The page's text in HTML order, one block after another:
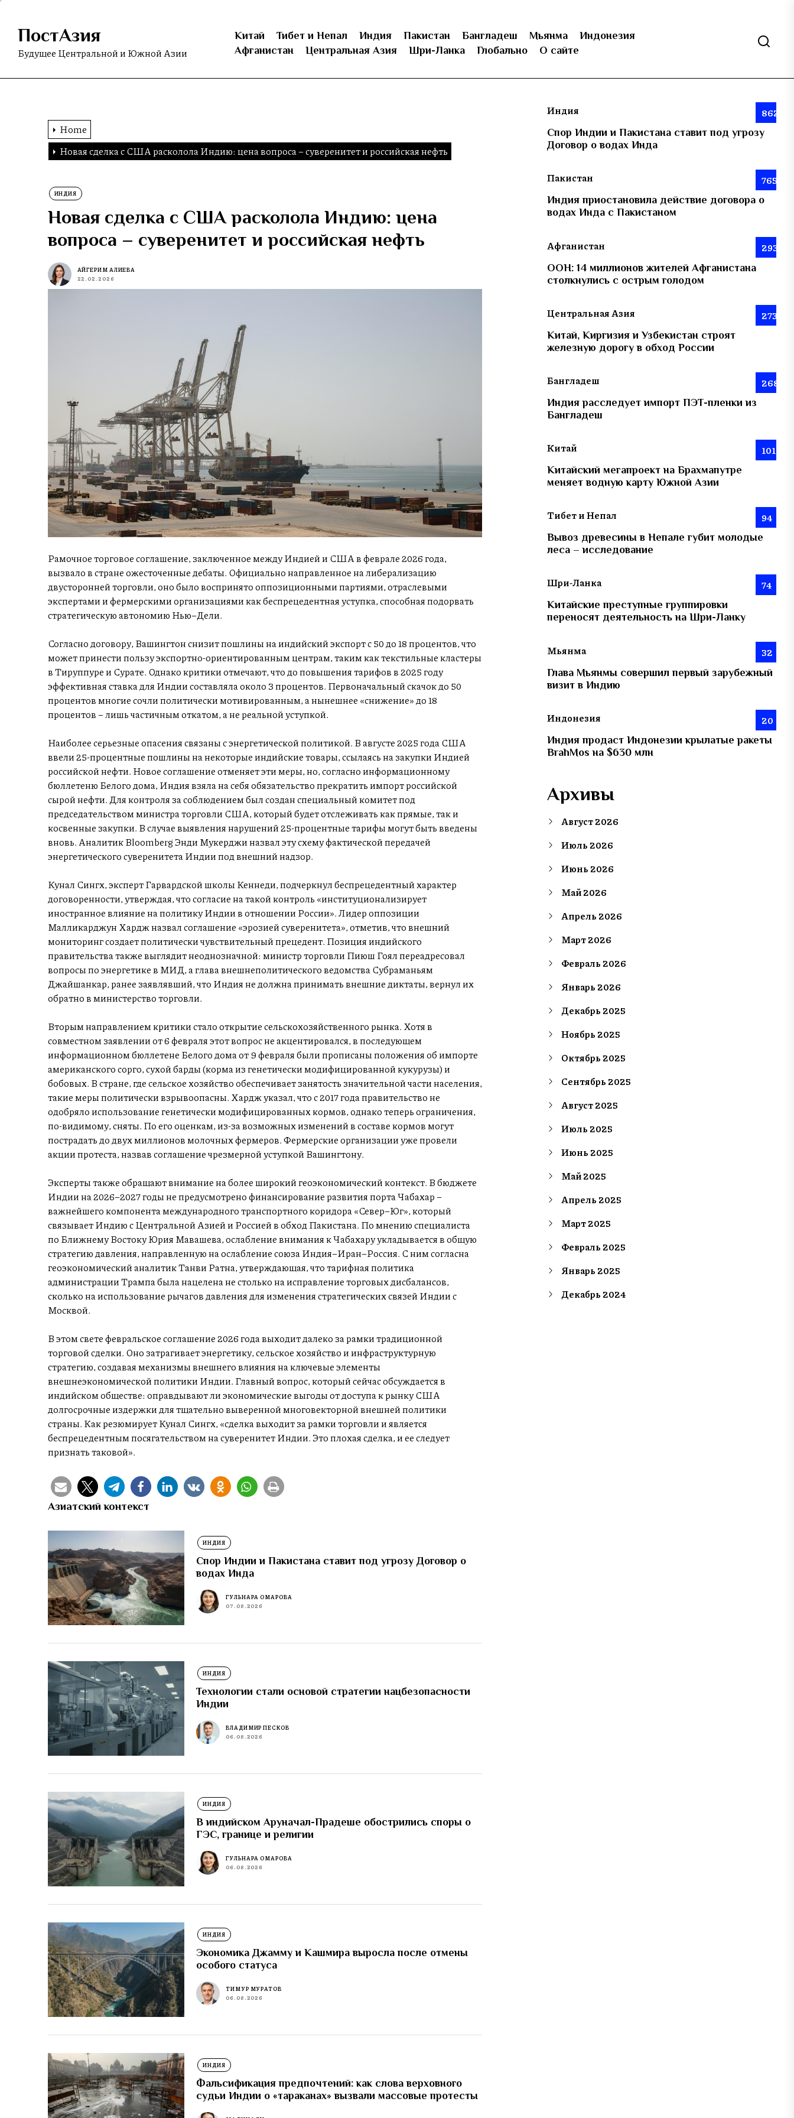
Skip
content
ПостАзия
Будущее Центральной и Южной Азии
Китай Тибет и Непал Индия Пакистан Бангладеш Мьянма
Индонезия
Афганистан
Центральная Азия Шри-Ланка Глобально О сайте
Home
Новая сделка с США расколола Индию: цена вопроса – суверенитет и российская нефть
ИНДИЯ
Новая сделка с США расколола Индию: цена
вопроса – суверенитет и российская нефть
АЙГЕРИМ АЛИЕВА
22.02.2026
Рамочное торговое соглашение, заключенное между Индией и США в феврале 2026 года,
вызвало в стране ожесточенные дебаты. Официально направленное на либерализацию
двусторонней торговли, оно было воспринято оппозиционными партиями, отраслевыми
экспертами и фермерскими организациями как беспрецедентная уступка, способная подорвать
стратегическую автономию Нью–Дели.
Согласно договору, Вашингтон снизит пошлины на индийский экспорт с 50 до 18 процентов, что
может принести пользу экспортно-ориентированным центрам, таким как текстильные кластеры
в Тируппуре и Сурате. Однако критики отмечают, что до повышения тарифов в 2025 году
эффективная ставка для Индии составляла около 3 процентов. Первоначальный скачок до 50
процентов многие сочли политически мотивированным, а нынешнее «снижение» до 18
процентов – лишь частичным откатом, а не реальной уступкой.
Наиболее серьезные опасения связаны с энергетической политикой. В августе 2025 года США
ввели 25-процентные пошлины на некоторые индийские товары, ссылаясь на закупки Индией
российской нефти. Новое соглашение отменяет эти меры, но, согласно информационному
бюллетеню Белого дома, Индия взяла на себя обязательство прекратить импорт российской
сырой нефти. Для контроля за соблюдением был создан специальный комитет под
председательством министра торговли США, который будет отслеживать как прямые, так и
косвенные закупки. В случае выявления нарушений 25-процентные тарифы могут быть введены
вновь. Аналитик Bloomberg Энди Мукерджи назвал эту схему фактической передачей
энергетического суверенитета Индии под внешний надзор.
Кунал Сингх, эксперт Гарвардской школы Кеннеди, подчеркнул беспрецедентный характер
договоренности, утверждая, что согласие на такой контроль «институционализирует
иностранное влияние на политику Индии в отношении России». Лидер оппозиции
Малликарджун Хардж назвал соглашение «эрозией суверенитета», отметив, что внешний
мониторинг создает политически чувствительный прецедент. Позиция индийского
правительства также выглядит неоднозначной: министр торговли Пиюш Гоял переадресовал
вопросы по энергетике в МИД, а глава внешнеполитического ведомства Субраманьям
Джайшанкар, ранее заявлявший, что Индия не должна принимать внешние диктаты, вернул их
обратно в министерство торговли.
Вторым направлением критики стало открытие сельскохозяйственного рынка. Хотя в
совместном заявлении от 6 февраля этот вопрос не акцентировался, в последующем
информационном бюллетене Белого дома от 9 февраля были прописаны положения об импорте
американского сорго, сухой барды (корма из генетически модифицированной кукурузы) и
бобовых. В стране, где сельское хозяйство обеспечивает занятость значительной части населения,
такие меры политически взрывоопасны. Хардж указал, что с 2017 года правительство не
одобряло использование генетически модифицированных кормов, однако теперь ограничения,
по-видимому, сняты. По его оценкам, из-за возможных изменений в составе кормов могут
пострадать до двух миллионов молочных фермеров. Фермерские организации уже провели
акции протеста, назвав соглашение чрезмерной уступкой Вашингтону.
Эксперты также обращают внимание на более широкий геоэкономический контекст. В бюджете
Индии на 2026–2027 годы не предусмотрено финансирование развития порта Чабахар –
важнейшего компонента международного транспортного коридора «Север–Юг», который
связывает Индию с Центральной Азией и Россией в обход Пакистана. По мнению специалиста
по Ближнему Востоку Юрия Мавашева, ослабление внимания к Чабахару укладывается в общую
стратегию давления, направленную на ослабление союза Индия–Иран–Россия. С ним согласна
геоэкономический аналитик Танви Ратна, утверждающая, что тарифная политика
администрации Трампа была нацелена не столько на исправление торговых дисбалансов,
сколько на использование рычагов давления для изменения стратегических связей Индии с
Москвой.
В этом свете февральское соглашение 2026 года выходит далеко за рамки традиционной
торговой сделки. Оно затрагивает энергетику, сельское хозяйство и инфраструктурную
стратегию, создавая механизмы внешнего влияния на ключевые элементы
внешнеэкономической политики Индии. Главный вопрос, который сейчас обсуждается в
индийском обществе: оправдывают ли экономические выгоды от доступа к рынку США
долгосрочные издержки для тщательно выверенной многовекторной внешней политики
страны. Как резюмирует Кунал Сингх, «сделка выходит за рамки торговли и является
беспрецедентным посягательством на суверенитет Индии. Это плохая сделка, и ее следует
признать таковой».
Азиатский контекст
ИНДИЯ
Спор Индии и Пакистана ставит под угрозу Договор о
водах Инда
ГУЛЬНАРА ОМАРОВА
07.08.2026
ИНДИЯ
Технологии стали основой стратегии нацбезопасности
Индии
ВЛАДИМИР ПЕСКОВ
06.08.2026
ИНДИЯ
В индийском Аруначал-Прадеше обострились споры о
ГЭС, границе и религии
ГУЛЬНАРА ОМАРОВА
06.08.2026
ИНДИЯ
Экономика Джамму и Кашмира выросла после отмены
особого статуса
ТИМУР МУРАТОВ
06.08.2026
ИНДИЯ
Фальсификация предпочтений: как слова верховного
судьи Индии о «тараканах» вызвали массовые протесты
Индия 862
Спор Индии и Пакистана ставит под угрозу
Договор о водах Инда
Пакистан 765
Индия приостановила действие договора о
водах Инда с Пакистаном
Афганистан 293
ООН: 14 миллионов жителей Афганистана
столкнулись с острым голодом
Центральная Азия 273
Китай, Киргизия и Узбекистан строят
железную дорогу в обход России
Бангладеш 268
Индия расследует импорт ПЭТ-пленки из
Бангладеш
Китай 101
Китайский мегапроект на Брахмапутре
меняет водную карту Южной Азии
Тибет и Непал 94
Вывоз древесины в Непале губит молодые
леса – исследование
Шри-Ланка 74
Китайские преступные группировки
переносят деятельность на Шри-Ланку
Мьянма 32
Глава Мьянмы совершил первый зарубежный
визит в Индию
Индонезия 20
Индия продаст Индонезии крылатые ракеты
BrahMos на $630 млн
Архивы
Август 2026
Июль 2026
Июнь 2026
Май 2026
Апрель 2026
Март 2026
Февраль 2026
Январь 2026
Декабрь 2025
Ноябрь 2025
Октябрь 2025
Сентябрь 2025
Август 2025
Июль 2025
Июнь 2025
Май 2025
Апрель 2025
Март 2025
Февраль 2025
Январь 2025
Декабрь 2024